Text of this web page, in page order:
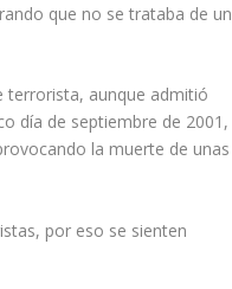
que no se trataba de un
terrorista, aunque admitió
día de septiembre de 2001,
la muerte de unas
por eso se sienten